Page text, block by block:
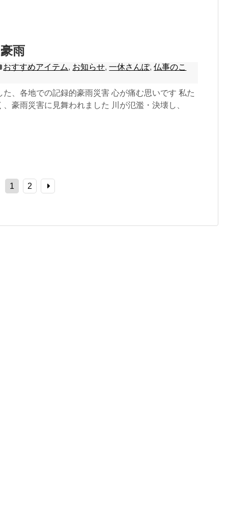
雨
おすすめアイテム, お知らせ,一休さんぽ,仏事のこ
た、各地での記録的豪雨災害 心が痛む思いです 私た
豪雨災害に見舞われました 川が氾濫・決壊し、
1 2